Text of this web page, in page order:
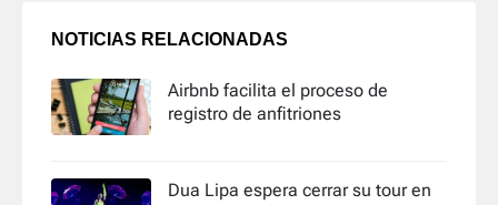
NOTICIAS RELACIONADAS
Airbnb facilita el proceso de
registro de anfitriones
Dua Lipa espera cerrar su tour en